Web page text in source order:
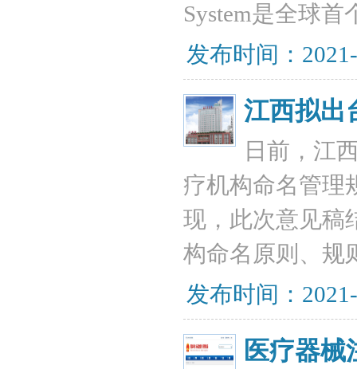
System是全球
发布时间：
江西拟出
日前，江
疗机构命名管理
现，此次意见稿
构命名原则、规
发布时间：
医疗器械